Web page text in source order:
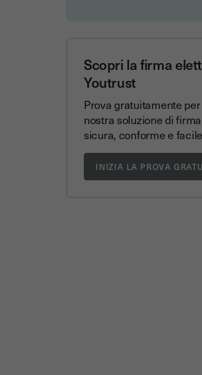
Scopri la firma
Youtrust
Prova gratuitamente
nostra soluzione di
sicura, conforme e